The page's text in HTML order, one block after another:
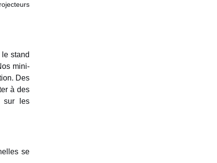
stand
mini-
Des
à des
sur les
se